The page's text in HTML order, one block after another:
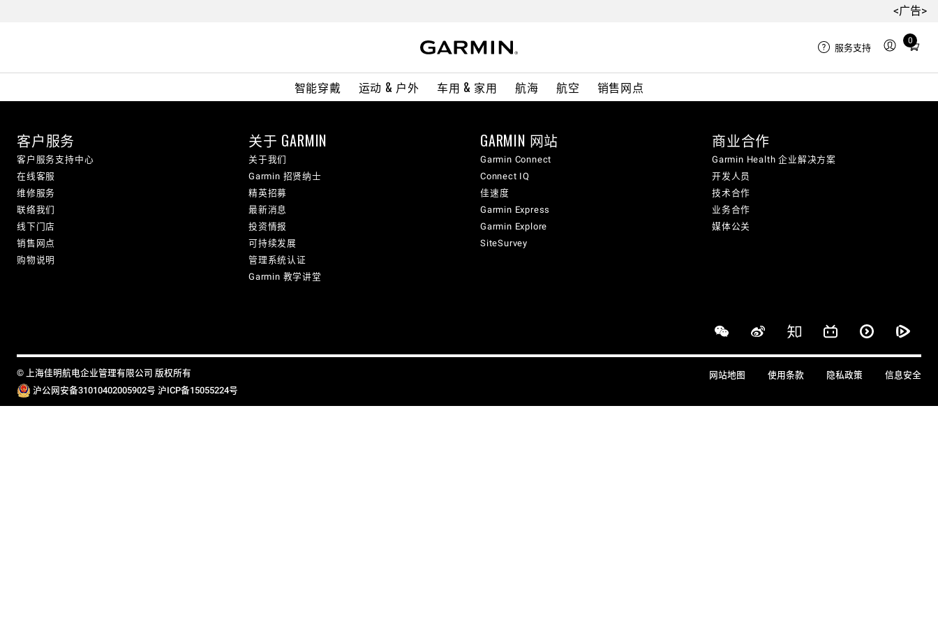
<广告>
智能穿戴 运动 & 户外 车用 & 家用 航海 航空 销售网点
服务支持
0
Total
in
客户服务
客户服务支持中心
在线客服
维修服务
联络我们
线下门店
销售网点
购物说明
关于 GARMIN
关于我们
Garmin 招贤纳士
精英招募
最新消息
投资情报
可持续发展
管理系统认证
Garmin 教学讲堂
GARMIN 网站
Garmin Connect
Connect IQ
佳速度
Garmin Express
Garmin Explore
SiteSurvey
商业合作
Garmin Health 企业解决方案
开发人员
技术合作
业务合作
媒体公关
© 上海佳明航电企业管理有限公司 版权所有
沪公网安备31010402005902号 沪ICP备15055224号
网站地图 使用条款 隐私政策 信息安全